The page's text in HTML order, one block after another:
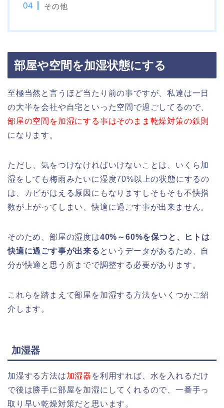
その他
部屋や空間を加湿状態にする
至極当然と言うほど当たり前の事ですが、私達は一日
の大半を会社や自宅といった空間で過ごしてるので、
部屋の空間を加湿にする事はそのまま乾燥対策の鉄則
になります。
ただし、気をつけなければいけないことは、いくら加
湿をしても梅雨みたいに湿度70%以上の状態にするの
は、カビがはえる原因にもなりますしそもそも不快指
数が上がってしまい、快適に過ごす事が出来ません。
そのため、部屋の湿度は40%～60%を保つと、ヒトは
快適に過ごす事が出来る というデータがあるため、自
分が快適と思う所までで調整する必要があります。
これらを踏まえて部屋を加湿する方法をいくつかご紹
介します。
加湿器
加湿する方法は加湿器 を利用すれば、水を入れるだけ
で後は勝手に部屋を加湿にしてくれるので、一番手っ
取り早い乾燥対策だと思います。